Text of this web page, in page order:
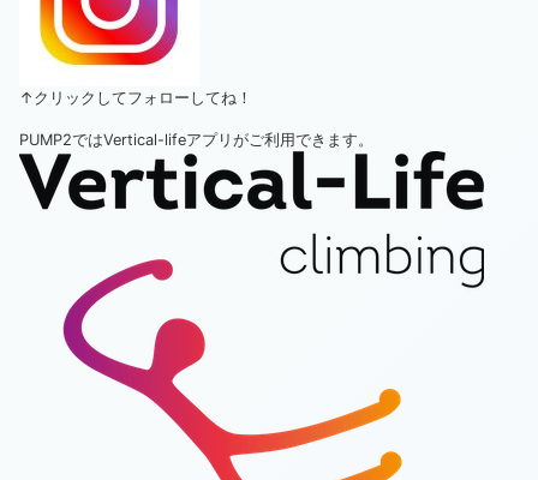
↑クリックしてフォローしてね！
PUMP2ではVertical-lifeアプリがご利用できます。